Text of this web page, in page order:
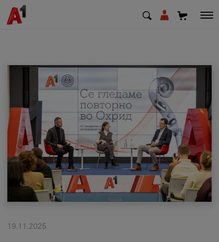
МК SQ
Приватни Деловни
Поддршка
Надополни кредит
19.11.2025